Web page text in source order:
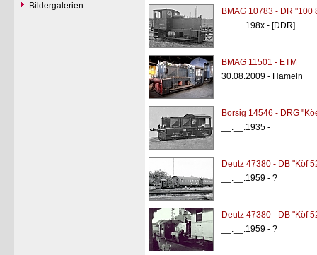
Bildergalerien
BMAG 10783 - DR "100
__.__.198x - [DDR]
BMAG 11501 - ETM
30.08.2009 - Hameln
Borsig 14546 - DRG
__.__.1935 -
Deutz 47380 - DB "Köf
__.__.1959 - ?
Deutz 47380 - DB "Köf
__.__.1959 - ?